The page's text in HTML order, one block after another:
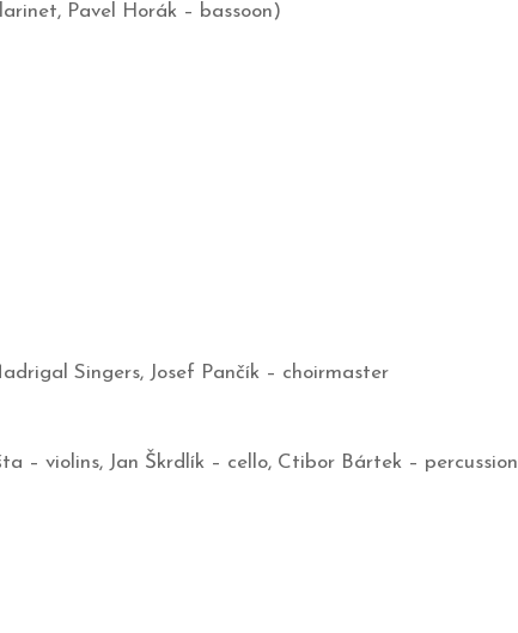
Pavel Horák – bassoon)
Singers, Josef Pančík – choirmaster
– violins, Jan Škrdlík – cello, Ctibor Bártek – percussion